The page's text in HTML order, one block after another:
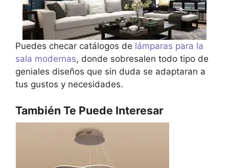
Puedes checar catálogos de lámparas para la
sala modernas, donde sobresalen todo tipo de
geniales diseños que sin duda se adaptaran a
tus gustos y necesidades.
También Te Puede Interesar